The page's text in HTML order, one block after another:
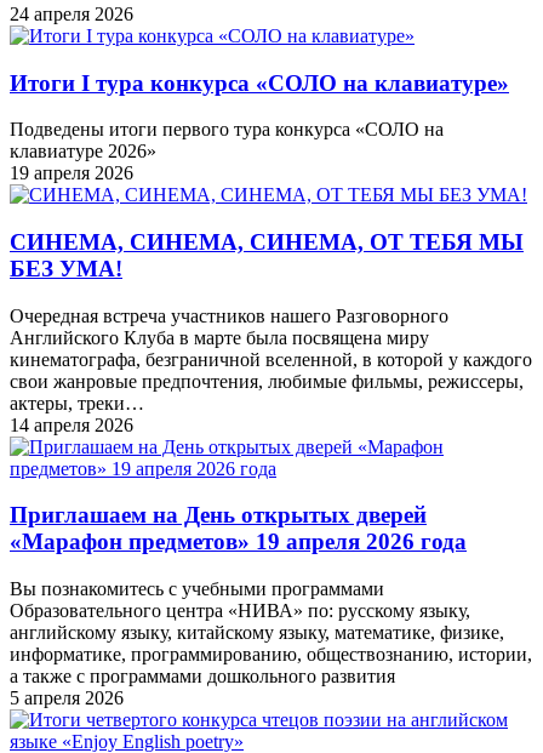
24 апреля 2026
Итоги I тура конкурса «СОЛО на клавиатуре»
Подведены итоги первого тура конкурса «СОЛО на
клавиатуре 2026»
19 апреля 2026
СИНЕМА, СИНЕМА, СИНЕМА, ОТ ТЕБЯ МЫ
БЕЗ УМА!
Очередная встреча участников нашего Разговорного
Английского Клуба в марте была посвящена миру
кинематографа, безграничной вселенной, в которой у каждого
свои жанровые предпочтения, любимые фильмы, режиссеры,
актеры, треки…
14 апреля 2026
Приглашаем на День открытых дверей
«Марафон предметов» 19 апреля 2026 года
Вы познакомитесь с учебными программами
Образовательного центра «НИВА» по: русскому языку,
английскому языку, китайскому языку, математике, физике,
информатике, программированию, обществознанию, истории,
а также с программами дошкольного развития
5 апреля 2026